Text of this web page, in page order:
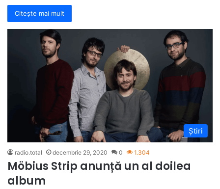
Citește mai mult
Știri
radio.total decembrie 29, 2020 0 1.304
Möbius Strip anunță un al doilea
album